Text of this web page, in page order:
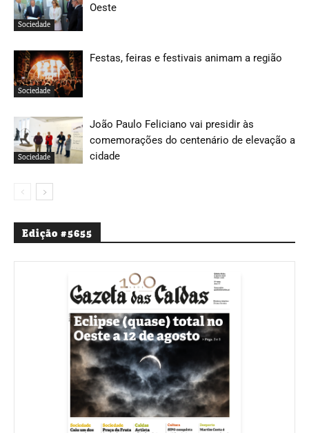
Sociedade
Oeste
Sociedade
Festas, feiras e festivais animam a região
Sociedade
João Paulo Feliciano vai presidir às
comemorações do centenário de elevação a
cidade
Edição #5655